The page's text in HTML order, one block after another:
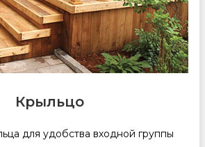
Крыльцо
для удобства входной группы